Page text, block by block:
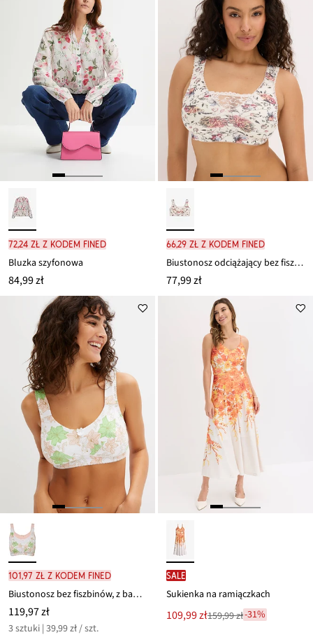
72,24 zł z kodem FINED
Bluzka szyfonowa
84,99 zł
66,29 zł z kodem FINED
Biustonosz odciążający bez fiszbinów z wyściełanymi ramiączkami
77,99 zł
101,97 zł z kodem FINED
Biustonosz bez fiszbinów, z bawełny (3 szt.)
119,97 zł
3 sztuki | 39,99 zł / szt.
SALE
Sukienka na ramiączkach
Nowa
cena
109,99 zł
Przeceniono159,99 zł-31%